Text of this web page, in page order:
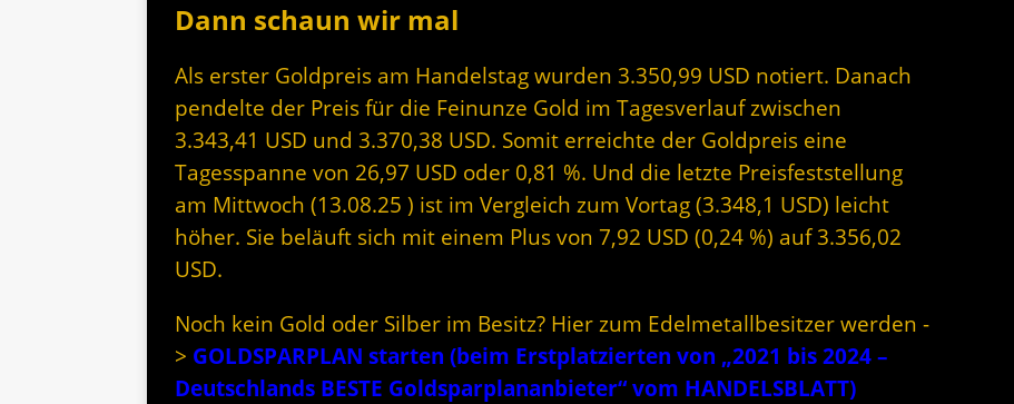
Dann schaun wir mal
Als erster Goldpreis am Handelstag wurden 3.350,99 USD notiert. Danach
pendelte der Preis für die Feinunze Gold im Tagesverlauf zwischen
3.343,41 USD und 3.370,38 USD. Somit erreichte der Goldpreis eine
Tagesspanne von 26,97 USD oder 0,81 %. Und die letzte Preisfeststellung
am Mittwoch (13.08.25 ) ist im Vergleich zum Vortag (3.348,1 USD) leicht
höher. Sie beläuft sich mit einem Plus von 7,92 USD (0,24 %) auf 3.356,02
USD.
Noch kein Gold oder Silber im Besitz? Hier zum Edelmetallbesitzer werden -
> GOLDSPARPLAN starten (beim Erstplatzierten von „2021 bis 2024 –
Deutschlands BESTE Goldsparplananbieter“ vom HANDELSBLATT)